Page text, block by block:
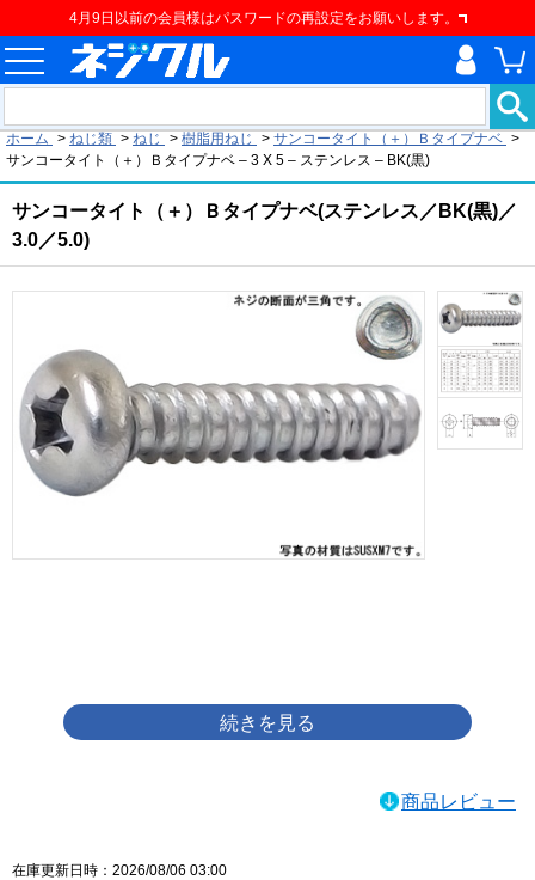
4月9日以前の会員様はパスワードの再設定をお願いします。
ホーム > ねじ類 > ねじ > 樹脂用ねじ > サンコータイト（＋）Ｂタイプナベ >
サンコータイト（＋）Ｂタイプナベ – 3 X 5 – ステンレス – BK(黒)
サンコータイト（＋）Ｂタイプナベ(ステンレス／BK(黒)／
3.0／5.0)
商品レビュー
在庫更新日時：2026/08/06 03:00